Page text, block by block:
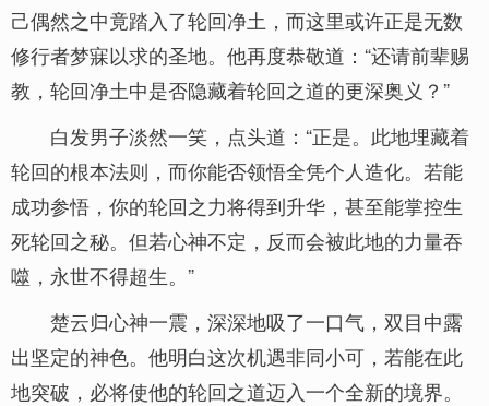
己偶然之中竟踏入了轮回净土，而这里或许正是无数
修行者梦寐以求的圣地。他再度恭敬道：“还请前辈赐
教，轮回净土中是否隐藏着轮回之道的更深奥义？”
白发男子淡然一笑，点头道：“正是。此地埋藏着
轮回的根本法则，而你能否领悟全凭个人造化。若能
成功参悟，你的轮回之力将得到升华，甚至能掌控生
死轮回之秘。但若心神不定，反而会被此地的力量吞
噬，永世不得超生。”
楚云归心神一震，深深地吸了一口气，双目中露
出坚定的神色。他明白这次机遇非同小可，若能在此
地突破，必将使他的轮回之道迈入一个全新的境界。